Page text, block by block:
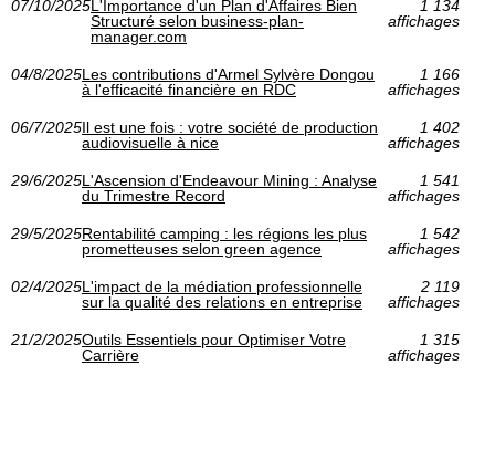
07/10/2025L'Importance d'un Plan d'Affaires Bien
Structuré selon business-plan-
manager.com
1 134
affichages
04/8/2025Les contributions d'Armel Sylvère Dongou
à l'efficacité financière en RDC
1 166
affichages
06/7/2025Il est une fois : votre société de production
audiovisuelle à nice
1 402
affichages
29/6/2025L'Ascension d'Endeavour Mining : Analyse
du Trimestre Record
1 541
affichages
29/5/2025Rentabilité camping : les régions les plus
prometteuses selon green agence
1 542
affichages
02/4/2025L'impact de la médiation professionnelle
sur la qualité des relations en entreprise
2 119
affichages
21/2/2025Outils Essentiels pour Optimiser Votre
Carrière
1 315
affichages